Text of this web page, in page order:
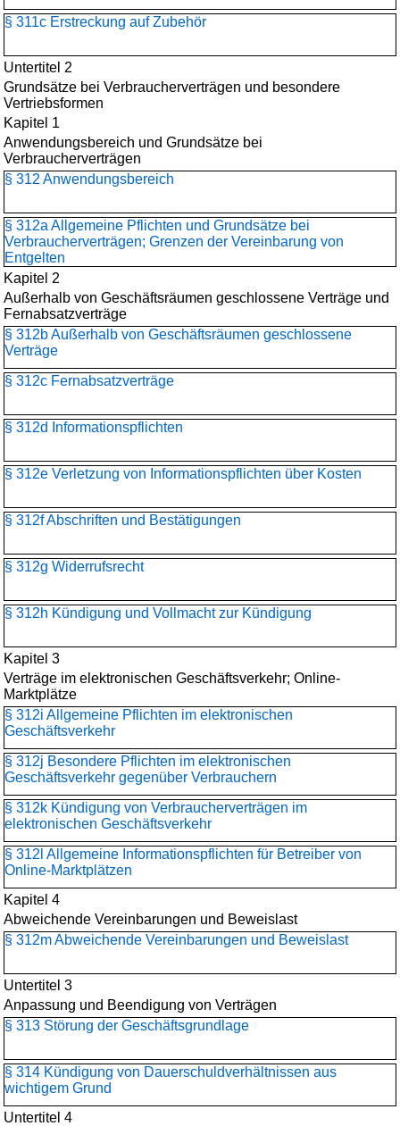
§ 311c Erstreckung auf Zubehör
Untertitel 2
Grundsätze bei Verbraucherverträgen und besondere
Vertriebsformen
Kapitel 1
Anwendungsbereich und Grundsätze bei
Verbraucherverträgen
§ 312 Anwendungsbereich
§ 312a Allgemeine Pflichten und Grundsätze bei
Verbraucherverträgen; Grenzen der Vereinbarung von
Entgelten
Kapitel 2
Außerhalb von Geschäftsräumen geschlossene Verträge und
Fernabsatzverträge
§ 312b Außerhalb von Geschäftsräumen geschlossene
Verträge
§ 312c Fernabsatzverträge
§ 312d Informationspflichten
§ 312e Verletzung von Informationspflichten über Kosten
§ 312f Abschriften und Bestätigungen
§ 312g Widerrufsrecht
§ 312h Kündigung und Vollmacht zur Kündigung
Kapitel 3
Verträge im elektronischen Geschäftsverkehr; Online-
Marktplätze
§ 312i Allgemeine Pflichten im elektronischen
Geschäftsverkehr
§ 312j Besondere Pflichten im elektronischen
Geschäftsverkehr gegenüber Verbrauchern
§ 312k Kündigung von Verbraucherverträgen im
elektronischen Geschäftsverkehr
§ 312l Allgemeine Informationspflichten für Betreiber von
Online-Marktplätzen
Kapitel 4
Abweichende Vereinbarungen und Beweislast
§ 312m Abweichende Vereinbarungen und Beweislast
Untertitel 3
Anpassung und Beendigung von Verträgen
§ 313 Störung der Geschäftsgrundlage
§ 314 Kündigung von Dauerschuldverhältnissen aus
wichtigem Grund
Untertitel 4